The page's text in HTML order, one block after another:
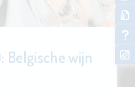
Belgische wijn